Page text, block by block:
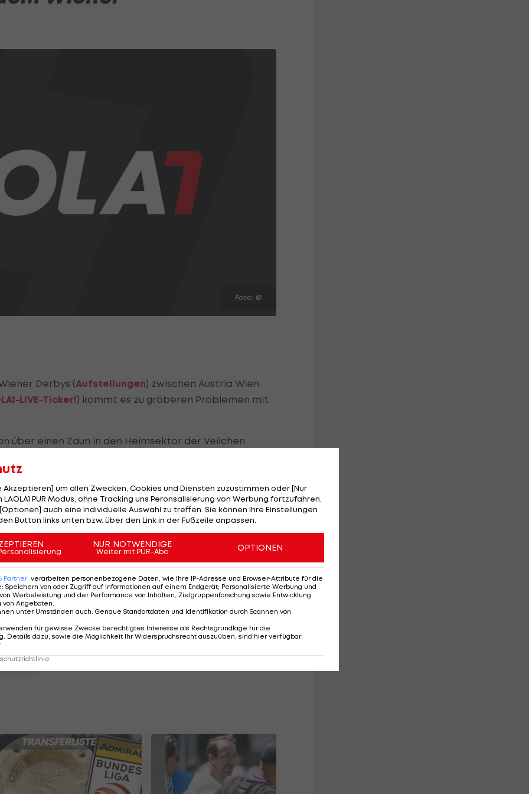
Foto: ©
Derbys (Aufstellungen) zwischen Austria Wien
LIVE-Ticker!) kommt es zu gröberen Problemen mit
über einen Zaun in den Heimsektor der Veilchen
zu stehlen. Die Austria-Fans haben ihre Utensilien
bestätigt die Polizei gegenüber der "APA".
Personen involviert gewesen. "Das Ganze war aber
Maierhofer.
Akzeptieren] um allen Zwecken, Cookies und Diensten zuzustimmen oder [Nur
PUR Modus, ohne Tracking uns Peronsalisierung von Werbung fortzufahren.
auch eine individuelle Auswahl zu treffen. Sie können Ihre Einstellungen
Button links unten bzw. über den Link in der Fußzeile anpassen.
NUR NOTWENDIGE
Weiter mit PUR-Abo OPTIONEN
Partner verarbeiten personenbezogene Daten, wie Ihre IP-Adresse und Browser-Attribute für die
: Speichern von oder Zugriff auf Informationen auf einem Endgerät; Personalisierte Werbung und
Werbeleistung und der Performance von Inhalten, Zielgruppenforschung sowie Entwicklung
von Angeboten
unter Umständen auch: Genaue Standortdaten und Identifikation durch Scannen von
für gewisse Zwecke berechtigtes Interesse als Rechtsgrundlage für die
Details dazu, sowie die Möglichkeit Ihr Widerspruchsrecht auszuüben, sind hier verfügbar: